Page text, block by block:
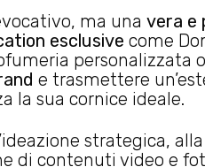
ma una vera e
esclusive come
personalizzata
e trasmettere
la sua cornice ideale.
strategica,
di contenuti video e